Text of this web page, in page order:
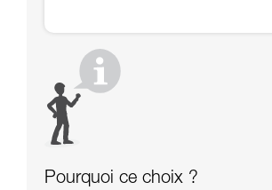
Pourquoi ce choix ?